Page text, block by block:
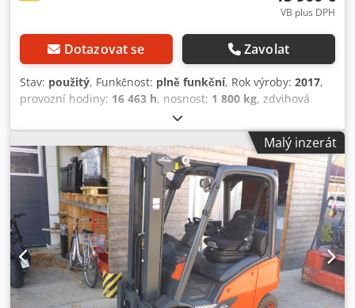
VB plus DPH
Dotazovat se Zavolat
Stav: použitý, Funkčnost: plně funkční, Rok výroby: 2017,
provozní hodiny: 16 463 h, nosnost: 1 800 kg, zdvihová
, volný zdvih:150 mm
typ stožáru:simplex, stavební výška:2 800 mm, typ
pohonu:Treibgas, vysokozdvižný vozík na LPG Těžiště
nákladu: 500 Třída ISO: třída ISO 2 = 1 000 - 2 500 kg Typ
stožáru: Standardní Technický stav: dobrý Typ předních
pneumatik: Superelastické Stav předních pneumatik: 60 -
80 % Zadní pneumatiky Typ: Superelastické Dsdpfxjun Db
Eo Aateck Stav zadních pneumatik: 60 - 80 % Popis: Vozidlo
je UVV - zkontrolováno. Stroj je před dodáním servisován a
vyčištěn. Stroj může být na přání přelakován. Tlačná vidlice,
boční posuv, 3. ventil, 4. ventil, přední pracovní světla,
polokapotáž, topení,
Malý inzerát